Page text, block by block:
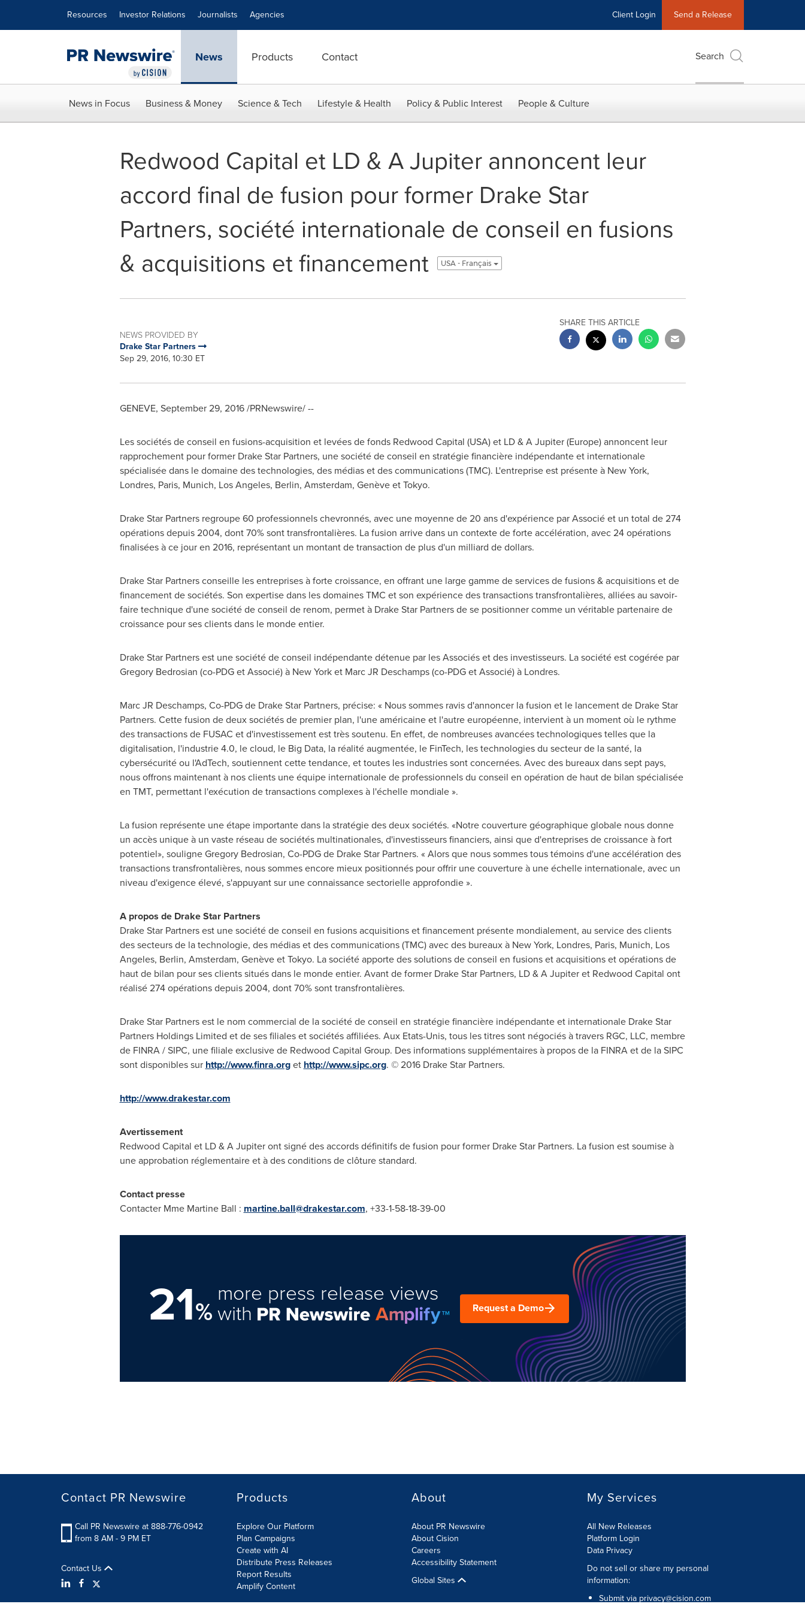
Resources Investor Relations Journalists Agencies Client Login Send a Release
News Products Contact Search
News in Focus Business & Money Science & Tech Lifestyle & Health Policy & Public Interest People & Culture
Redwood Capital et LD & A Jupiter annoncent leur
accord final de fusion pour former Drake Star
Partners, société internationale de conseil en fusions
& acquisitions et financement
USA - Français
NEWS PROVIDED BY
Drake Star Partners
Sep 29, 2016, 10:30 ET
SHARE THIS ARTICLE
GENEVE, September 29, 2016/PRNewswire/ --
Les sociétés de conseil en fusions-acquisition et levées de fonds Redwood Capital (USA) et LD & A Jupiter (Europe) annoncent leur
rapprochement pour former Drake Star Partners, une société de conseil en stratégie financière indépendante et internationale
spécialisée dans le domaine des technologies, des médias et des communications (TMC). L'entreprise est présente à New York,
Londres, Paris, Munich, Los Angeles, Berlin, Amsterdam, Genève etTokyo.
Drake Star Partners regroupe 60 professionnels chevronnés, avec une moyenne de 20 ans d'expérience par Associé et un total de 274
opérations depuis 2004, dont 70% sont transfrontalières. La fusion arrive dans un contexte de forte accélération, avec 24 opérations
finalisées à ce jour en 2016, représentant un montant de transaction de plus d'un milliard de dollars.
Drake Star Partners conseille les entreprises à forte croissance, en offrant une large gamme de services de fusions & acquisitions et de
financement de sociétés. Son expertise dans les domaines TMC et son expérience des transactions transfrontalières, alliées au savoir-
faire technique d'une société de conseil de renom, permet à Drake Star Partners de se positionner comme un véritable partenaire de
croissance pour ses clients dans le monde entier.
Drake Star Partners est une société de conseil indépendante détenue par les Associés et des investisseurs. La société est cogérée par
Gregory Bedrosian (co-PDG et Associé) à New Yorket Marc JR Deschamps (co-PDG et Associé) à Londres.
Marc JR Deschamps, Co-PDG de Drake Star Partners, précise: « Nous sommes ravis d'annoncer la fusion et le lancement de Drake Star
Partners. Cette fusion de deux sociétés de premier plan, l'une américaine et l'autre européenne, intervient à un moment où le rythme
des transactions de FUSAC et d'investissement est très soutenu. En effet, de nombreuses avancées technologiques telles que la
digitalisation, l'industrie 4.0, le cloud, le Big Data, la réalité augmentée, le FinTech, les technologies du secteur de la santé, la
cybersécurité ou l'AdTech, soutiennent cette tendance, et toutes les industries sont concernées. Avec des bureaux dans sept pays,
nous offrons maintenant à nos clients une équipe internationale de professionnels du conseil en opération de haut de bilan spécialisée
en TMT, permettant l'exécution de transactions complexes à l'échelle mondiale ».
La fusion représente une étape importante dans la stratégie des deux sociétés. «Notre couverture géographique globale nous donne
un accès unique à un vaste réseau de sociétés multinationales, d'investisseurs financiers, ainsi que d'entreprises de croissance à fort
potentiel», souligneGregory Bedrosian, Co-PDG de Drake Star Partners. « Alors que nous sommes tous témoins d'une accélération des
transactions transfrontalières, nous sommes encore mieux positionnés pour offrir une couverture à une échelle internationale, avec un
niveau d'exigence élevé, s'appuyant sur une connaissance sectorielle approfondie ».
A propos de DrakeStar Partners
Drake Star Partners est une société de conseil en fusions acquisitions et financement présente mondialement, au service des clients
des secteurs de la technologie, des médias et des communications (TMC) avec des bureaux à New York, Londres, Paris, Munich, Los
Angeles, Berlin, Amsterdam, Genève etTokyo. La société apporte des solutions de conseil en fusions et acquisitions et opérations de
haut de bilan pour ses clients situés dans le monde entier. Avant de former Drake Star Partners, LD & A Jupiter et Redwood Capital ont
réalisé 274 opérations depuis 2004, dont 70% sont transfrontalières.
Drake Star Partners est le nom commercial de la société de conseil en stratégie financière indépendante et internationale Drake Star
Partners Holdings Limited et de ses filiales et sociétés affiliées. Aux Etats-Unis, tous les titres sont négociés à travers RGC, LLC, membre
de FINRA / SIPC, une filiale exclusive de Redwood Capital Group. Des informations supplémentaires à propos de la FINRA et de la SIPC
sont disponibles sur http://www.finra.orget http://www.sipc.org. © 2016 Drake Star Partners.
http://www.drakestar.com
Avertissement
Redwood Capital et LD & A Jupiter ont signé des accords définitifs de fusion pour former Drake Star Partners. La fusion est soumise à
une approbation réglementaire et à des conditions de clôture standard.
Contactpresse
Contacter Mme Martine Ball : martine.ball@drakestar.com, +33-1-58-18-39-00
21%
more press release views
with Request a Demo
Contact PR Newswire
Call PR Newswire at 888-776-0942
from 8 AM - 9 PM ET
Contact Us
Products
Explore Our Platform
Plan Campaigns
Create with AI
Distribute Press Releases
Report Results
Amplify Content
About
About PR Newswire
About Cision
Careers
Accessibility Statement
Global Sites
My Services
All New Releases
Platform Login
Data Privacy
Do not sell or share my personal
information:
Submit via privacy@cision.com